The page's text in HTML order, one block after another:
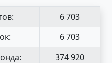
6 703
6 703
374 920